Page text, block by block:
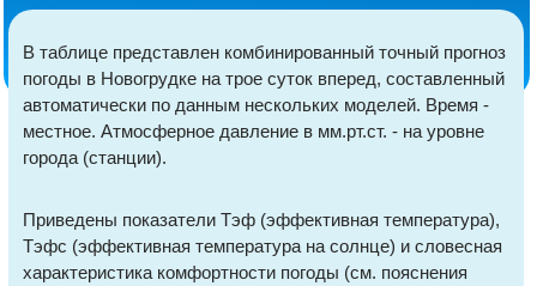
В таблице представлен комбинированный точный прогноз
погоды в Новогрудке на трое суток вперед, составленный
автоматически по данным нескольких моделей. Время -
местное. Атмосферное давление в мм.рт.ст. - на уровне
города (станции).
Приведены показатели Тэф (эффективная температура),
Тэфс (эффективная температура на солнце) и словесная
характеристика комфортности погоды (см. пояснения